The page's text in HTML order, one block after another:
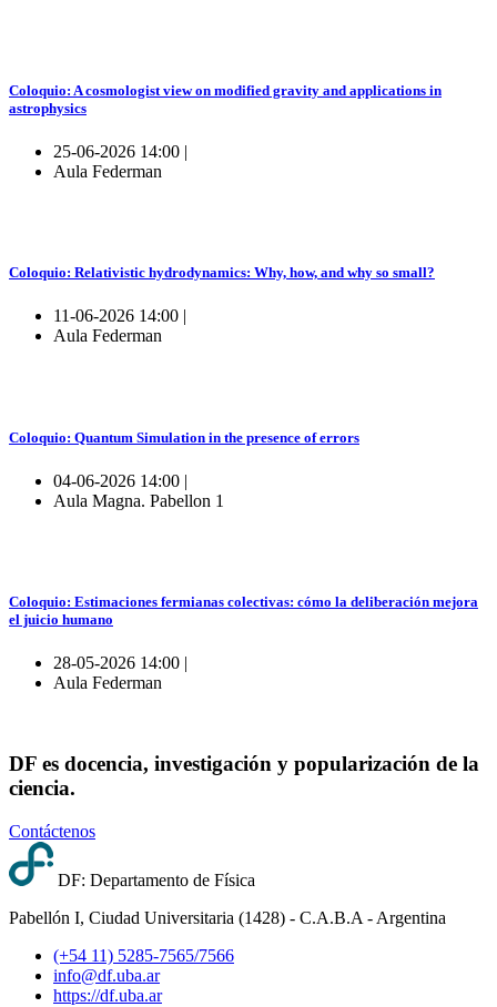
Coloquio: A cosmologist view on modified gravity and applications in
astrophysics
25-06-2026 14:00 |
Aula Federman
Coloquio: Relativistic hydrodynamics: Why, how, and why so small?
11-06-2026 14:00 |
Aula Federman
Coloquio: Quantum Simulation in the presence of errors
04-06-2026 14:00 |
Aula Magna. Pabellon 1
Coloquio: Estimaciones fermianas colectivas: cómo la deliberación mejora
el juicio humano
28-05-2026 14:00 |
Aula Federman
DF es docencia, investigación y popularización de la
ciencia.
Contáctenos
DF: Departamento de Física
Pabellón I, Ciudad Universitaria (1428) - C.A.B.A - Argentina
(+54 11) 5285-7565/7566
info@df.uba.ar
https://df.uba.ar